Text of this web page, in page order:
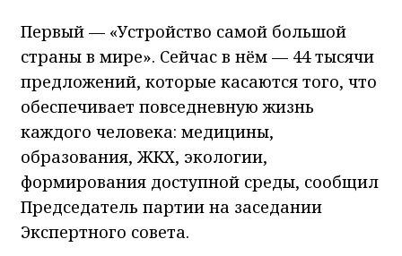
Первый — «Устройство самой большой
страны в мире». Сейчас в нём — 44 тысячи
предложений, которые касаются того, что
обеспечивает повседневную жизнь
каждого человека: медицины,
образования, ЖКХ, экологии,
формирования доступной среды, сообщил
Председатель партии на заседании
Экспертного совета.